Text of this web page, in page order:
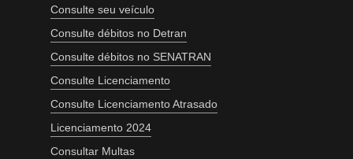
Consulte seu veículo
Consulte débitos no Detran
Consulte débitos no SENATRAN
Consulte Licenciamento
Consulte Licenciamento Atrasado
Licenciamento 2024
Consultar Multas